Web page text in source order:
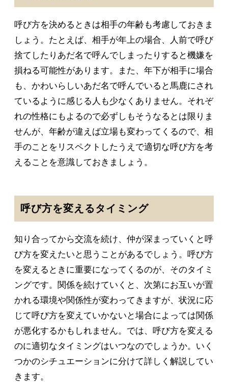
呼び方を決めるときは相手の年齢も考慮しておきま
しょう。たとえば、相手が年上の場合、人前で呼び
捨てしたりあだ名で呼んでしまったりすると機嫌を
損ねる可能性があります。また、年下が相手に場合
も、かわいらしいあだ名で呼んでいると馬鹿にされ
ているように感じる人も少なくありません。それぞ
れの性格にもよるので必ずしもそうなるとは限りま
せんが、年齢が違えば立場も変わってくるので、相
手のことをリスペクトしたうえで適切な呼び方を考
えることを意識しておきましょう。
呼び方を変えるタイミング
知り合ってから交流を続け、仲が深まっていくと呼
び方を変えたいと思うことがあるでしょう。呼び方
を変えるときに重要になってくるのが、そのタイミ
ングです。関係を続けていくと、次第にお互いが置
かれる環境や関係性が変わってきますが、状況に応
じて呼び方を変えていかないと場合によっては関係
が悪化するかもしれません。では、呼び方を変える
のに適切なタイミングはいつなのでしょうか。いく
つかのシチュエーションに分けて詳しく解説してい
きます。